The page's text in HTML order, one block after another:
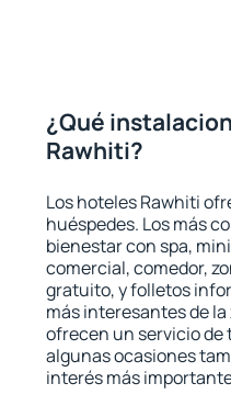
¿Qué
Rawhiti?
Los hoteles Rawhiti
huéspedes. Los más
bienestar con spa,
comercial, comedor,
gratuito, y folletos
más interesantes de
ofrecen un servicio de
algunas ocasiones
interés más